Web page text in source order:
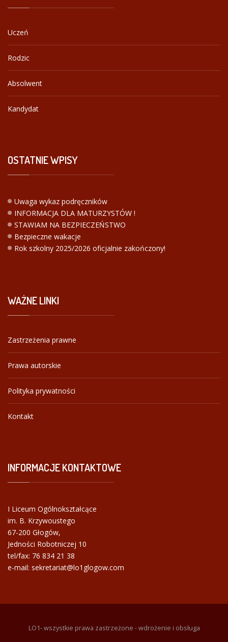
Uczeń
Rodzic
Absolwent
Kandydat
OSTATNIEWPISY
Uwaga wykaz podręczników
INFORMACJA DLA MATURZYSTÓW !
STAWIAM NA BEZPIECZEŃSTWO
Bezpieczne wakacje
Rok szkolny 2025/2026 oficjalnie zakończony!
WAŻNELINKI
Zastrzeżenia prawne
Prawa autorskie
Polityka prywatności
Kontakt
INFORMACJEKONTAKTOWE
I Liceum Ogólnokształcące
im. B. Krzywoustego
67-200 Głogów,
Jedności Robotniczej 10
tel/fax: 76 834 21 38
e-mail: sekretariat@lo1glogow.com
LO1- wszystkie prawa zastrzeżone - wdrożenie i obsługa